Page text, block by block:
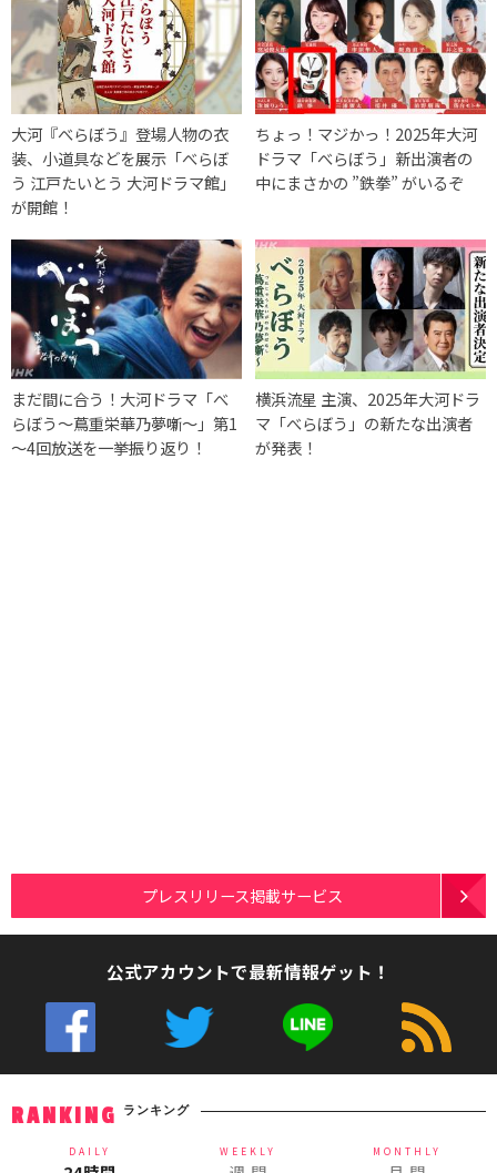
大河『べらぼう』登場人物の衣
装、小道具などを展示「べらぼ
う 江戸たいとう 大河ドラマ館」
が開館！
ちょっ！マジかっ！2025年大河
ドラマ「べらぼう」新出演者の
中にまさかの ”鉄拳” がいるぞ
まだ間に合う！大河ドラマ「べ
らぼう～蔦重栄華乃夢噺～」第1
～4回放送を一挙振り返り！
横浜流星 主演、2025年大河ドラ
マ「べらぼう」の新たな出演者
が発表！
プレスリリース掲載サービス
公式アカウントで最新情報ゲット！
RANKING ランキング
DAILY WEEKLY MONTHLY